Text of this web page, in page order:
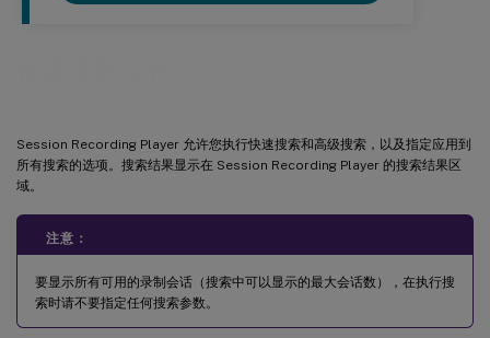
Session Recording Player 允许您执行快速搜索和高级搜索，以及指定应用到
所有搜索的选项。搜索结果显示在 Session Recording Player 的搜索结果区
域。
注意：
要显示所有可用的录制会话（搜索中可以显示的最大会话数），在执行搜
索时请不要指定任何搜索参数。